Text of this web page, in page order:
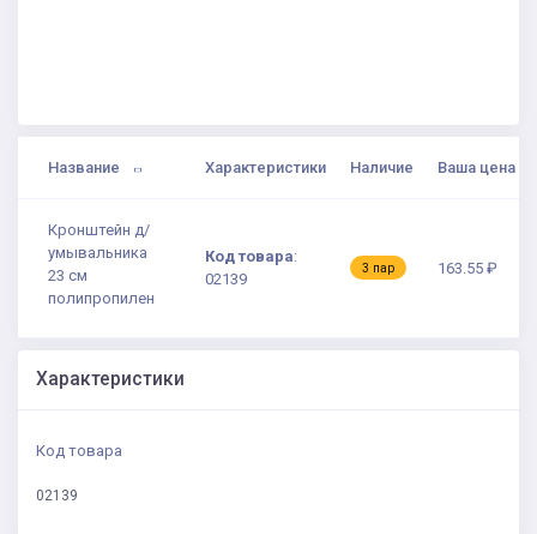
Название Характеристики Наличие Ваша цена
Кронштейн д/
умывальника
23 см
полипропилен
Код товара:
02139
3 пар 163.55 ₽
Характеристики
Код товара
02139